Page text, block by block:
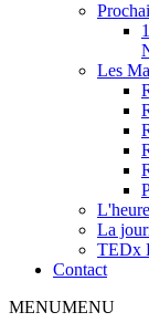
Les
La
TEDx
Contact
MENUMENU